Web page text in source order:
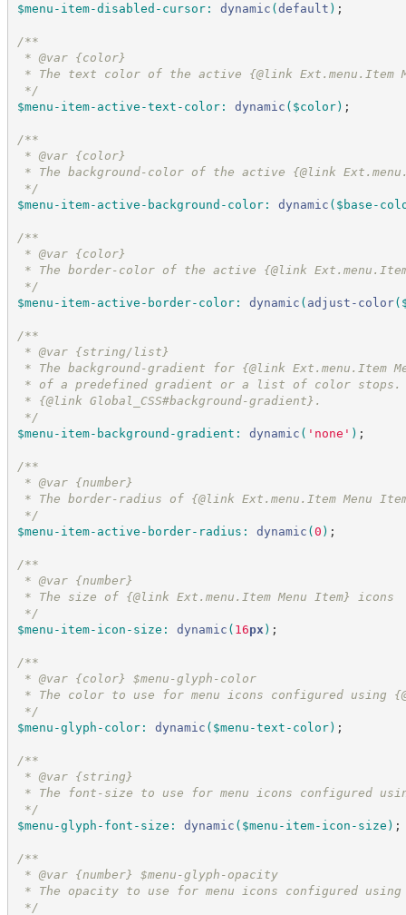
$menu-item-disabled-cursor: dynamic (default ) ;
/**
* @var {color}
* The text color of the active {@link Ext.menu.Item
*/
$menu-item-active-text-color: dynamic ( $color) ;
/**
* @var {color}
* The background-color of the active {@link
*/
$menu-item-active-background-color: dynamic ( $base-
/**
* @var {color}
* The border-color of the active {@link Ext.menu.Item
*/
$menu-item-active-border-color: dynamic ( adjust-color(
/**
* @var {string/list}
* The background-gradient for {@link Ext.menu.Item
* of a predefined gradient or a list of color stops.
* {@link Global_CSS#background-gradient}.
*/
$menu-item-background-gradient : dynamic ( ' none ' ) ;
/**
* @var {number}
* The border-radius of {@link Ext.menu.Item Menu
*/
$menu-item-active-border-radius : dynamic (0 ) ;
/**
* @var {number}
* The size of {@link Ext.menu.Item Menu Item} icons
*/
$menu-item-icon-size : dynamic ( 16px ) ;
/**
* @var {color} $menu-glyph-color
* The color to use for menu icons configured using
*/
$menu-glyph-color: dynamic ( $menu-text-color) ;
/**
* @var {string}
* The font-size to use for menu icons configured
*/
$menu-glyph-font-size : dynamic ( $menu-item-icon-size ) ;
/**
* @var {number} $menu-glyph-opacity
* The opacity to use for menu icons configured
*/